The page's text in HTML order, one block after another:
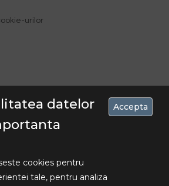
urilor
datelor
cookies pentru
tale, pentru analiza
Accepta